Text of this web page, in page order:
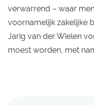
verwarrend – waar
voornamelijk zakelijke
Jarig van der Wielen
moest worden, met